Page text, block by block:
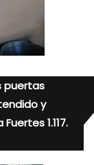
puertas
y
1.117.